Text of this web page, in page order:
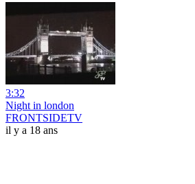
3:32
Night in london
FRONTSIDETV
il y a 18 ans